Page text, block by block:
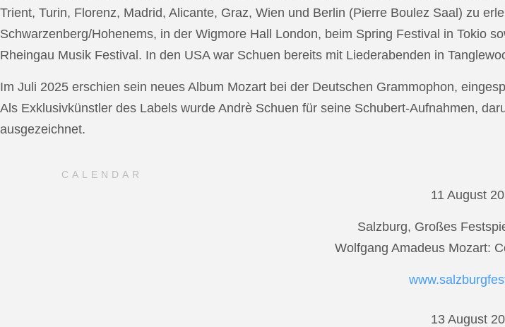
Trient, Turin, Florenz, Madrid, Alicante, Graz, Wien und Berlin (Pierre Boulez Saal) zu
Schwarzenberg/Hohenems, in der Wigmore Hall London, beim Spring Festival in Tokio
Rheingau Musik Festival. In den USA war Schuen bereits mit Liederabenden in
Im Juli 2025 erschien sein neues Album Mozart bei der Deutschen Grammophon,
Als Exklusivkünstler des Labels wurde Andrè Schuen für seine Schubert-Aufnahmen,
ausgezeichnet.
CALENDAR
11 August
Salzburg, Großes
Wolfgang Amadeus Mozart:
13 August